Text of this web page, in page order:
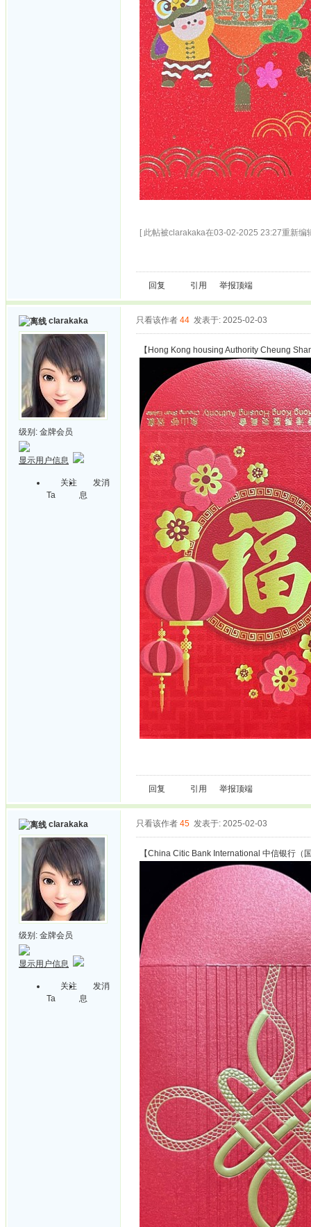
[ 此帖被clarakaka在03-02-2025 23:27重新编
回复 引用 举报顶端
clarakaka
级别: 金牌会员
显示用户信息
关注
Ta
发消
息
只看该作者 44 发表于: 2025-02-03
【Hong Kong housing Authority Cheung
回复 引用 举报顶端
clarakaka
级别: 金牌会员
显示用户信息
关注
Ta
发消
息
只看该作者 45 发表于: 2025-02-03
【China Citic Bank International 中信银行（